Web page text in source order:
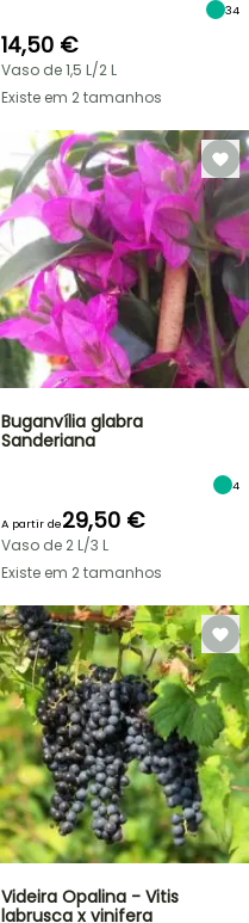
34
14,50 €
Vaso de 1,5 L/2 L
Existe em 2 tamanhos
Buganvília glabra
Sanderiana
4
A partir de29,50 €
Vaso de 2 L/3 L
Existe em 2 tamanhos
Videira Opalina - Vitis
labrusca x vinifera